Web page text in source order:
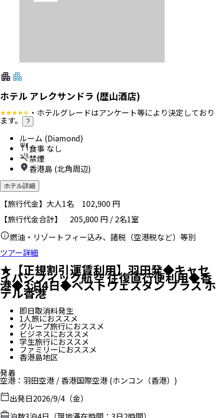
ホテル アレクサンドラ (歴山酒店)
・ホテルグレードはアンケート等により決定しており
ます。 ?
ルーム (Diamond)
食事 なし
禁煙
香港島 (北角周辺)
ホテル詳細
【旅行代金】大人1名 102,900 円
【旅行代金合計】 205,800 円 / 2名1室
燃油・リゾートフィー込み、諸税（空港税など）等別
ツアー詳細
★【正規割引運賃利用】羽田発◆キャセ
イパシフィック航空 往復直行便利用◆香
港◆3泊4日◆ベストウェスタン プラス ホ
テル香港
即日取消料発生
1人旅におススメ
グループ旅行におススメ
ビジネスにおススメ
学生旅行におススメ
ファミリーにおススメ
香港島地区
発着
空港 ： 羽田空港 / 香港国際空港 (ホンコン（香港）)
出発日2026/9/4（金）